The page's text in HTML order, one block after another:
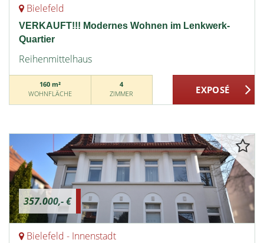
Bielefeld
VERKAUFT!!! Modernes Wohnen im Lenkwerk-
Quartier
Reihenmittelhaus
160 m²
WOHNFLÄCHE
4
ZIMMER
357.000,- €
Bielefeld - Innenstadt